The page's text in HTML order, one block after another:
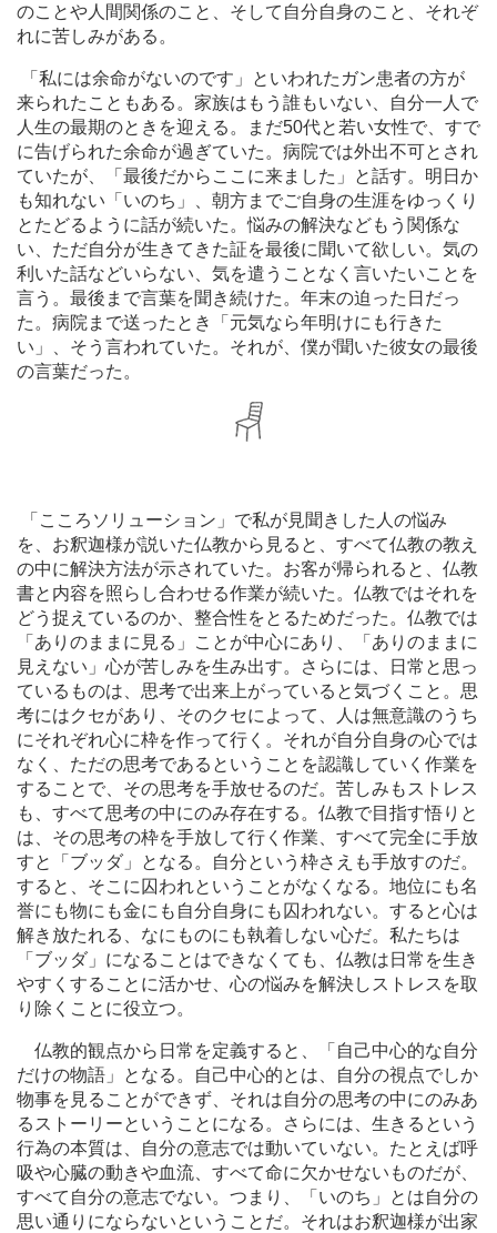
のことや人間関係のこと、そして自分自身のこと、それぞ
れに苦しみがある。
「私には余命がないのです」といわれたガン患者の方が
来られたこともある。家族はもう誰もいない、自分一人で
人生の最期のときを迎える。まだ50代と若い女性で、すで
に告げられた余命が過ぎていた。病院では外出不可とされ
ていたが、「最後だからここに来ました」と話す。明日か
も知れない「いのち」、朝方までご自身の生涯をゆっくり
とたどるように話が続いた。悩みの解決などもう関係な
い、ただ自分が生きてきた証を最後に聞いて欲しい。気の
利いた話などいらない、気を遣うことなく言いたいことを
言う。最後まで言葉を聞き続けた。年末の迫った日だっ
た。病院まで送ったとき「元気なら年明けにも行きた
い」、そう言われていた。それが、僕が聞いた彼女の最後
の言葉だった。
「こころソリューション」で私が見聞きした人の悩み
を、お釈迦様が説いた仏教から見ると、すべて仏教の教え
の中に解決方法が示されていた。お客が帰られると、仏教
書と内容を照らし合わせる作業が続いた。仏教ではそれを
どう捉えているのか、整合性をとるためだった。仏教では
「ありのままに見る」ことが中心にあり、「ありのままに
見えない」心が苦しみを生み出す。さらには、日常と思っ
ているものは、思考で出来上がっていると気づくこと。思
考にはクセがあり、そのクセによって、人は無意識のうち
にそれぞれ心に枠を作って行く。それが自分自身の心では
なく、ただの思考であるということを認識していく作業を
することで、その思考を手放せるのだ。苦しみもストレス
も、すべて思考の中にのみ存在する。仏教で目指す悟りと
は、その思考の枠を手放して行く作業、すべて完全に手放
すと「ブッダ」となる。自分という枠さえも手放すのだ。
すると、そこに囚われということがなくなる。地位にも名
誉にも物にも金にも自分自身にも囚われない。すると心は
解き放たれる、なにものにも執着しない心だ。私たちは
「ブッダ」になることはできなくても、仏教は日常を生き
やすくすることに活かせ、心の悩みを解決しストレスを取
り除くことに役立つ。
仏教的観点から日常を定義すると、「自己中心的な自分
だけの物語」となる。自己中心的とは、自分の視点でしか
物事を見ることができず、それは自分の思考の中にのみあ
るストーリーということになる。さらには、生きるという
行為の本質は、自分の意志では動いていない。たとえば呼
吸や心臓の動きや血流、すべて命に欠かせないものだが、
すべて自分の意志でない。つまり、「いのち」とは自分の
思い通りにならないということだ。それはお釈迦様が出家